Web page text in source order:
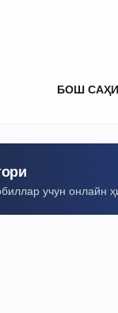
БОШ
учун онлайн